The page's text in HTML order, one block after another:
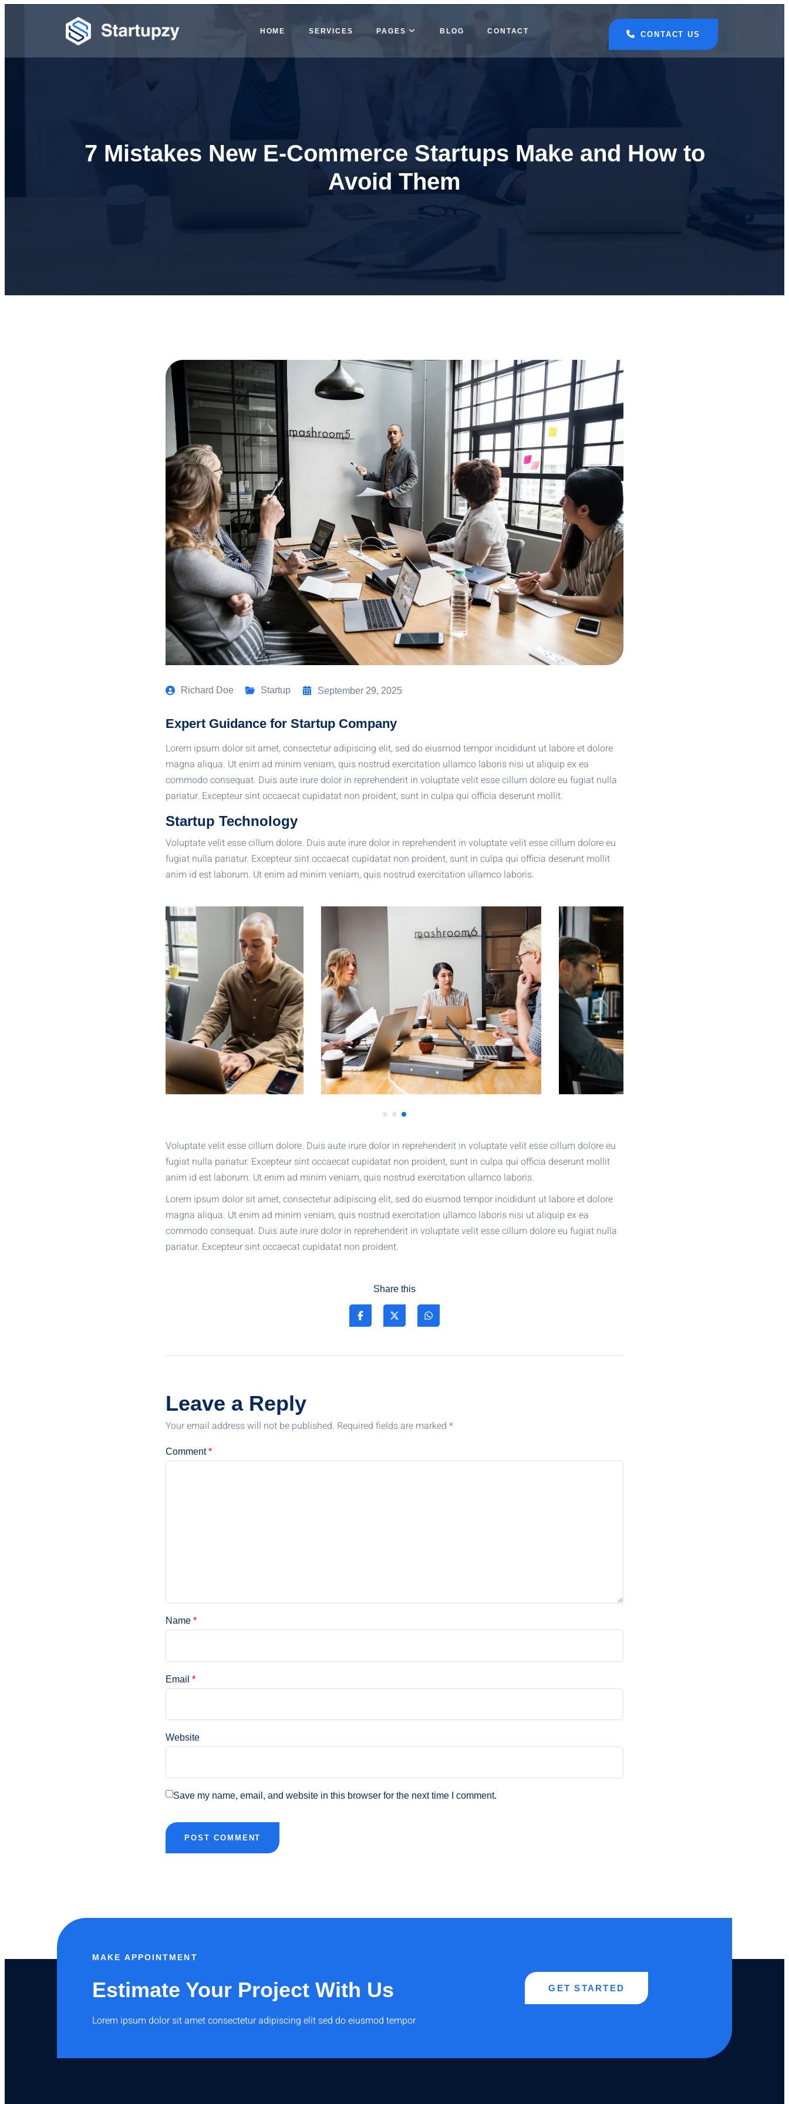
HOME SERVICES PAGES BLOG CONTACT CONTACT US
7 Mistakes New E-Commerce Startups Make and How to
Avoid Them
Richard Doe Startup September 29, 2025
Expert Guidance for Startup Company
Lorem ipsum dolor sit amet, consectetur adipiscing elit, sed do eiusmod tempor incididunt ut labore et dolore
magna aliqua. Ut enim ad minim veniam, quis nostrud exercitation ullamco laboris nisi ut aliquip ex ea
commodo consequat. Duis aute irure dolor in reprehenderit in voluptate velit esse cillum dolore eu fugiat nulla
pariatur. Excepteur sint occaecat cupidatat non proident, sunt in culpa qui officia deserunt mollit.
Startup Technology
Voluptate velit esse cillum dolore. Duis aute irure dolor in reprehenderit in voluptate velit esse cillum dolore eu
fugiat nulla pariatur. Excepteur sint occaecat cupidatat non proident, sunt in culpa qui officia deserunt mollit
anim id est laborum. Ut enim ad minim veniam, quis nostrud exercitation ullamco laboris.
Voluptate velit esse cillum dolore. Duis aute irure dolor in reprehenderit in voluptate velit esse cillum dolore eu
fugiat nulla pariatur. Excepteur sint occaecat cupidatat non proident, sunt in culpa qui officia deserunt mollit
anim id est laborum. Ut enim ad minim veniam, quis nostrud exercitation ullamco laboris.
Lorem ipsum dolor sit amet, consectetur adipiscing elit, sed do eiusmod tempor incididunt ut labore et dolore
magna aliqua. Ut enim ad minim veniam, quis nostrud exercitation ullamco laboris nisi ut aliquip ex ea
commodo consequat. Duis aute irure dolor in reprehenderit in voluptate velit esse cillum dolore eu fugiat nulla
pariatur. Excepteur sint occaecat cupidatat non proident.
Share this
Leave a Reply
Your email address will not be published. Required fields are marked *
Comment*
Name *
Email *
Website
Save my name, email, and website in this browser for the next time I comment.
MAKE APPOINTMENT
Estimate Your Project With Us
Lorem ipsum dolor sit amet consectetur adipiscing elit sed do eiusmod tempor
GET STARTED